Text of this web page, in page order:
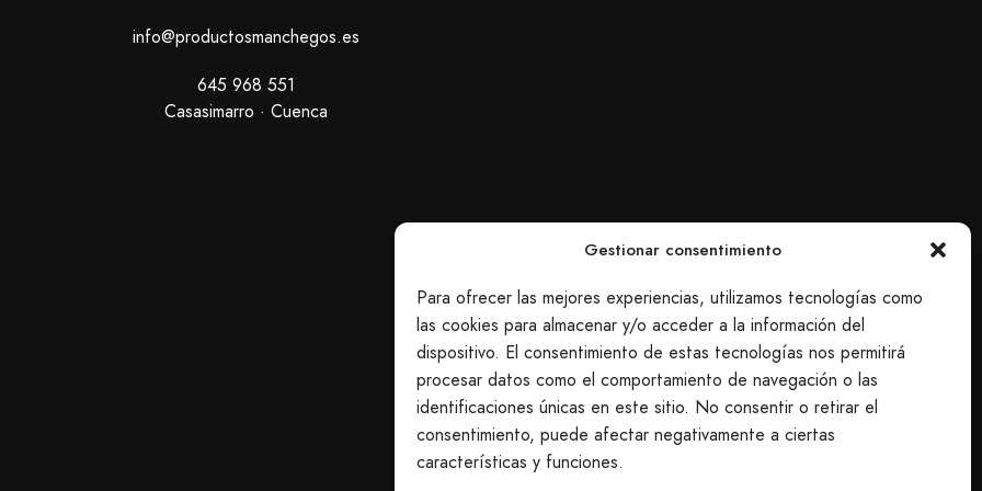
Gestionar consentimiento
Para ofrecer las mejores experiencias, utilizamos tecnologías como
las cookies para almacenar y/o acceder a la información del
dispositivo. El consentimiento de estas tecnologías nos permitirá
procesar datos como el comportamiento de navegación o las
identificaciones únicas en este sitio. No consentir o retirar el
consentimiento, puede afectar negativamente a ciertas
características y funciones.
info@productosmanchegos.es
645 968 551
Casasimarro · Cuenca